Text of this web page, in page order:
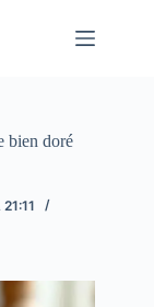
bien doré